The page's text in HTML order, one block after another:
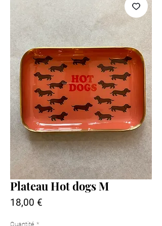
Plateau Hot dogs M
18,00 €
Quantité *